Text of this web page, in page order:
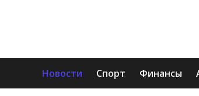
Новости Спорт Финансы